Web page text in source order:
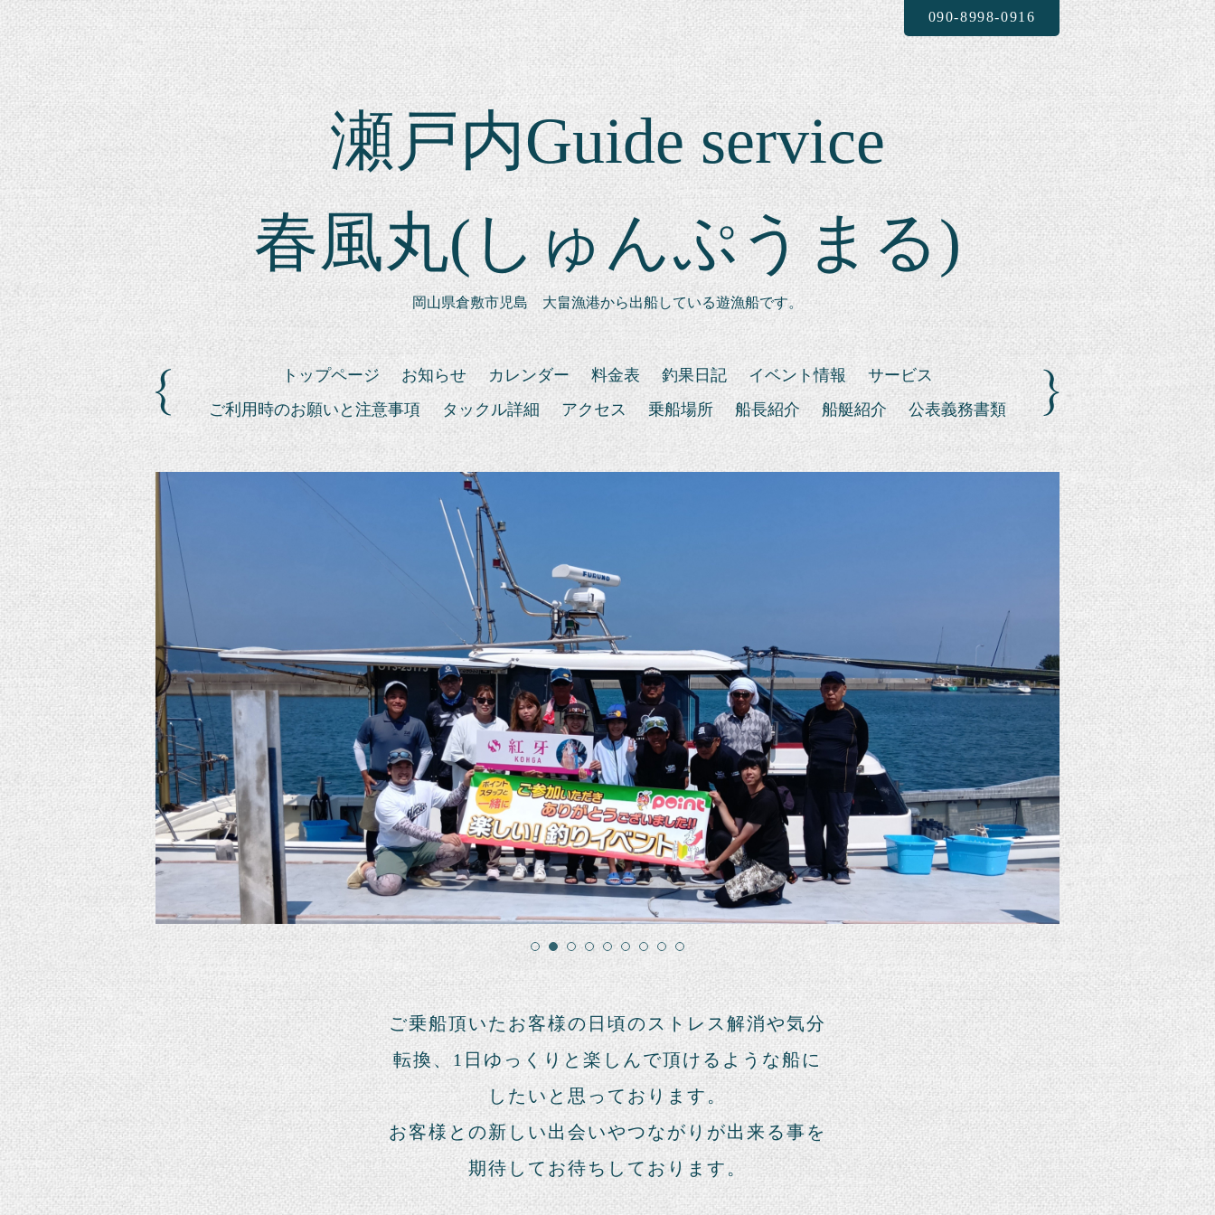
瀬戸内Guide service
春風丸(しゅんぷうまる)
岡山県倉敷市児島 大畠漁港から出船している遊漁船です。
090-8998-0916
トップページ お知らせ カレンダー 料金表 釣果日記 イベント情報
サービス
ご利用時のお願いと注意事項
タックル詳細 アクセス 乗船場所 船長紹介 船艇紹介 公表義務書類
ご乗船頂いたお客様の日頃のストレス解消や気分
転換、1日ゆっくりと楽しんで頂けるような船に
したいと思っております。
お客様との新しい出会いやつながりが出来る事を
期待してお待ちしております。